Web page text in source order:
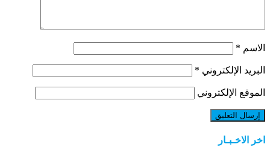
الاسم *
البريد الإلكتروني *
الموقع الإلكتروني
اخر الاخـبـار